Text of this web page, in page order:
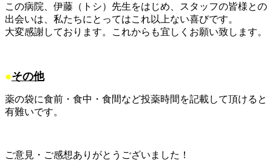
この病院、伊藤（トシ）先生をはじめ、スタッフの皆様との
出会いは、私たちにとってはこれ以上ない喜びです。
大変感謝しております。これからも宜しくお願い致します。
●その他
薬の袋に食前・食中・食間など投薬時間を記載して頂けると
有難いです。
ご意見・ご感想ありがとうございました！